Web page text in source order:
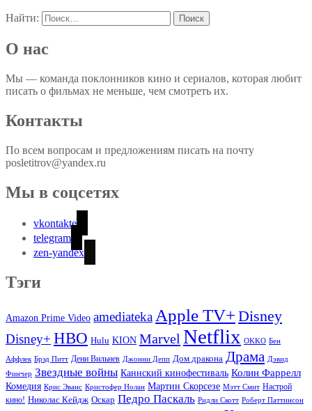
Найти:
О нас
Мы — команда поклонников кино и сериалов, которая любит
писать о фильмах не меньше, чем смотреть их.
Контакты
По всем вопросам и предложениям писать на почту
posletitrov@yandex.ru
Мы в соцсетях
vkontakte
telegram
zen-yandex
Тэги
Amazon Prime Video amediateka Apple TV+ Disney
Disney+ HBO Hulu KION Marvel Netflix OKKO Бен
Аффлек Брэд Питт Дени Вильнев Джонни Депп Дом дракона Драма Дэвид
Финчер Звездные войны Каннский кинофестиваль Колин Фаррелл
Комедия Крис Эванс Кристофер Нолан Мартин Скорсезе Мэтт Смит Настрой
кино! Николас Кейдж Оскар Педро Паскаль Ридли Скотт Роберт Паттинсон